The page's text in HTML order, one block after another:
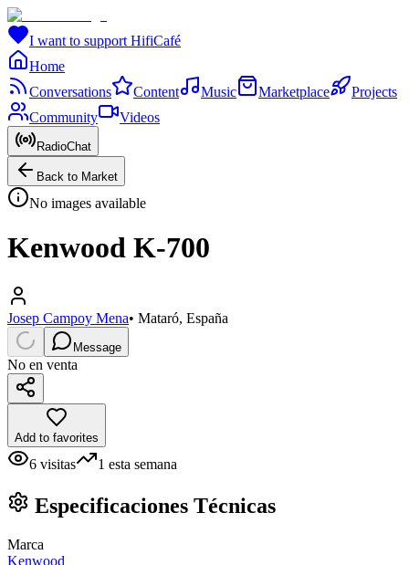
I want to support HifiCafé
Home
Conversations
Content Music Marketplace
Projects
Community
Videos
RadioChat
Back to Market
No images available
Kenwood K-700
Josep Campoy Mena• Mataró, España
Message
No en venta
Add to favorites
6 visitas 1 esta semana
Especificaciones Técnicas
Marca
Kenwood